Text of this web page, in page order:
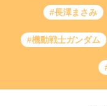
#長澤まさみ
#機動戦士ガンダム